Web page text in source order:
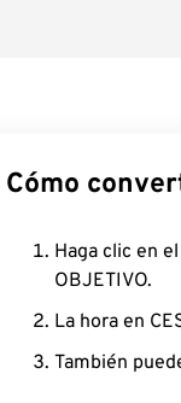
Cómo
Haga clic en
OBJETIVO.
La hora en
También